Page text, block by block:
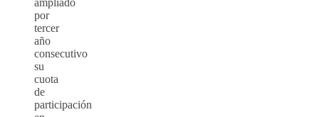
ampliado
por
tercer
año
consecutivo
su
cuota
de
participación